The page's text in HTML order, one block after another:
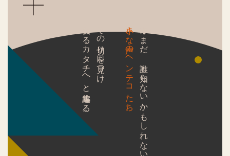
今はまだ、
誰も知らないかもしれない
小さな声のヘンテコたち。
その切り口を見つけ、
伝わるカタチへと編集する。